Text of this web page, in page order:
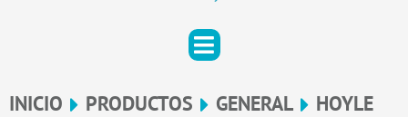
INICIO PRODUCTOS GENERAL HOYLE